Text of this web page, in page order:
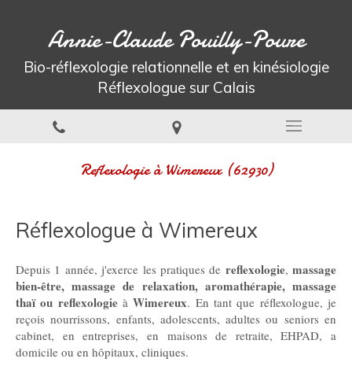
Annie-Claude Pouilly-Poure
Bio-réflexologie relationnelle et en kinésiologie
Réflexologue sur Calais
Reflexologie à Wimereux (62930)
Réflexologue à Wimereux
Depuis 1 année, j'exerce les pratiques de reflexologie, massage
bien-être, massage de relaxation, aromathérapie, massage
thaï ou reflexologieàWimereux. En tant que réflexologue, je
reçois nourrissons, enfants, adolescents, adultes ou seniors en
cabinet, en entreprises, en maisons de retraite, EHPAD, a
domicile ou en hôpitaux, cliniques.